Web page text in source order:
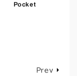
Pocket
Prev